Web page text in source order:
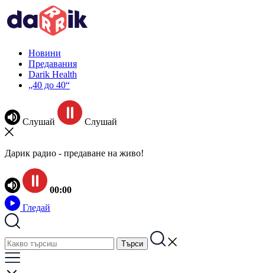
Новини
Предавания
Darik Health
„40 до 40“
Слушай Слушай
Дарик радио - предаване на живо!
00:00
Гледай